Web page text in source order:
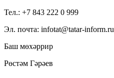
Тел.: +7 843 222 0 999
Эл. почта: infotat@tatar-inform.ru
Баш мөхәррир
Рөстәм Гәрәев